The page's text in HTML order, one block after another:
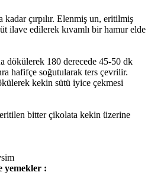
kadar çırpılır. Elenmiş un, eritilmiş
ilave edilerek kıvamlı bir hamur elde
dökülerek 180 derecede 45-50 dk
hafifçe soğutularak ters çevrilir.
kekin sütü iyice çekmesi
bitter çikolata kekin üzerine
yemekler :